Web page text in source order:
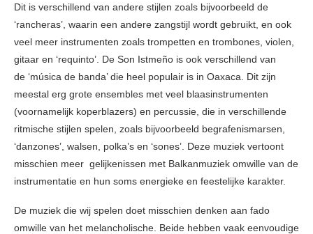
Dit is verschillend van andere stijlen zoals bijvoorbeeld de
‘rancheras’, waarin een andere zangstijl wordt gebruikt, en ook
veel meer instrumenten zoals trompetten en trombones, violen,
gitaar en ‘requinto’. De Son Istmeño is ook verschillend van
de ‘música de banda’ die heel populair is in Oaxaca. Dit zijn
meestal erg grote ensembles met veel blaasinstrumenten
(voornamelijk koperblazers) en percussie, die in verschillende
ritmische stijlen spelen, zoals bijvoorbeeld begrafenismarsen,
‘danzones’, walsen, polka’s en ‘sones’. Deze muziek vertoont
misschien meer gelijkenissen met Balkanmuziek omwille van de
instrumentatie en hun soms energieke en feestelijke karakter.
De muziek die wij spelen doet misschien denken aan fado
omwille van het melancholische. Beide hebben vaak eenvoudige